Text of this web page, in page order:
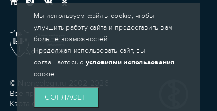
Мы используем файлы cookie, чтобы
улучшить работу сайта и предоставить вам
больше возможностей.
Продолжая использовать сайт, вы
соглашаетесь с условиями использования
cookie.
СОГЛАСЕН
© Niioncologii.ru 2002-2026
Все права защищены
Карта сайта